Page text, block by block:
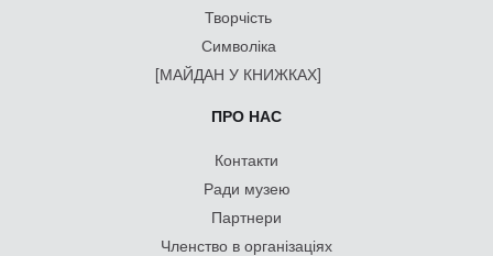
Творчість
Символіка
[МАЙДАН У КНИЖКАХ]
ПРО НАС
Контакти
Ради музею
Партнери
Членство в організаціях